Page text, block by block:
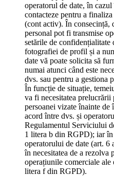
operatorul de date, în cazul
contacteze pentru a
(cont activ). În consecință,
personal pot fi transmise
setările de
fotografiei de profil și a
date vă poate solicita să
numai atunci când este
dvs. sau pentru a gestiona
În funcție de situație,
va fi necesitatea prelucrării
persoanei vizate înainte de
acord între dvs. și
Regulamentul Serviciului
1 litera b din RGPD); iar
operatorului de date (art.
în necesitatea de a rezolva
operațiunile comerciale ale
litera f din RGPD).